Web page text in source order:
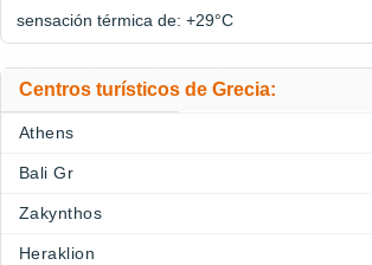
sensación térmica de: +29°C
Centros turísticos de Grecia:
Athens
Bali Gr
Zakynthos
Heraklion